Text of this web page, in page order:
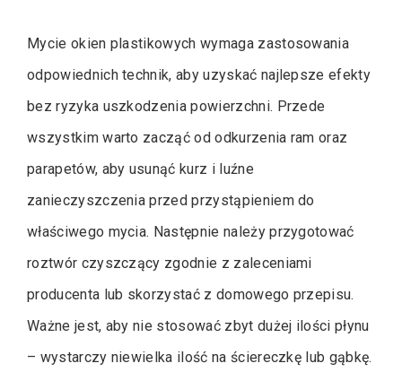
Mycie okien plastikowych wymaga zastosowania
odpowiednich technik, aby uzyskać najlepsze efekty
bez ryzyka uszkodzenia powierzchni. Przede
wszystkim warto zacząć od odkurzenia ram oraz
parapetów, aby usunąć kurz i luźne
zanieczyszczenia przed przystąpieniem do
właściwego mycia. Następnie należy przygotować
roztwór czyszczący zgodnie z zaleceniami
producenta lub skorzystać z domowego przepisu.
Ważne jest, aby nie stosować zbyt dużej ilości płynu
– wystarczy niewielka ilość na ściereczkę lub gąbkę.